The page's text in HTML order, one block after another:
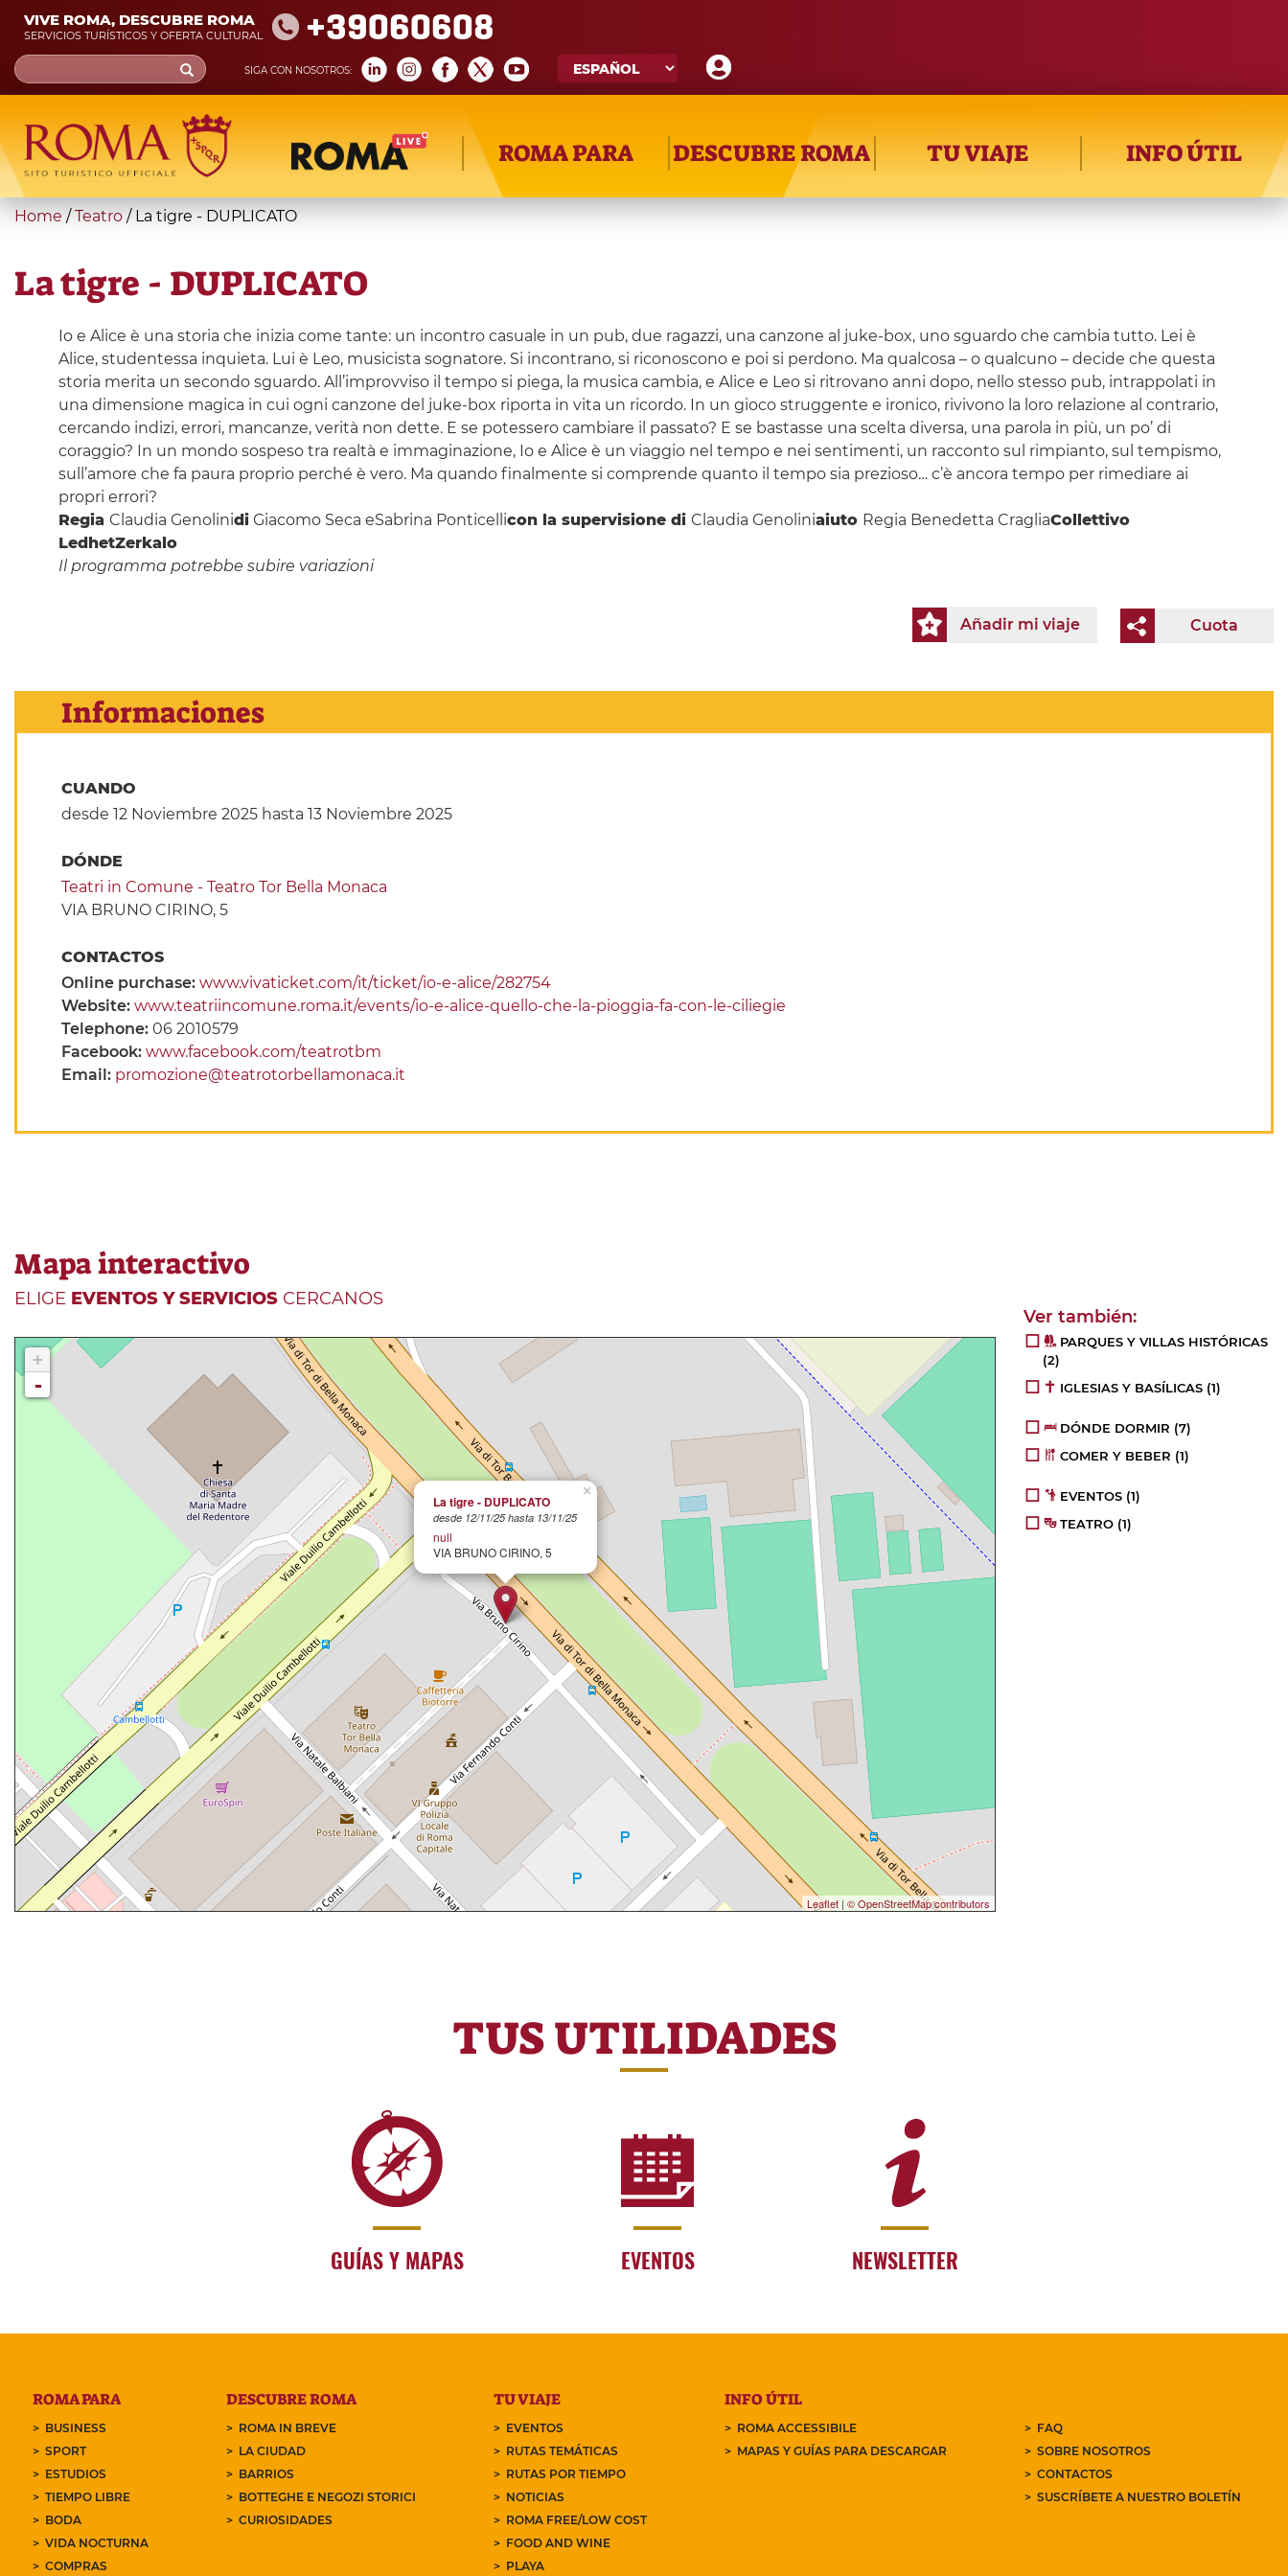
Skip
main
content
VIVE ROMA, DESCUBRE ROMA
SERVICIOS TURÍSTICOS Y OFERTA CULTURAL +39060608
SIGA CON NOSOTROS:
Search
form
Búsqueda
ROMA PARA DESCUBRE ROMA TU VIAJE INFO ÚTIL
You
here
Home / Teatro / La tigre - DUPLICATO
La tigre - DUPLICATO
Io e Alice è una storia che inizia come tante: un incontro casuale in un pub, due ragazzi, una canzone al juke-box, uno sguardo che cambia tutto. Lei è
Alice, studentessa inquieta. Lui è Leo, musicista sognatore. Si incontrano, si riconoscono e poi si perdono. Ma qualcosa – o qualcuno – decide che questa
storia merita un secondo sguardo. All’improvviso il tempo si piega, la musica cambia, e Alice e Leo si ritrovano anni dopo, nello stesso pub, intrappolati in
una dimensione magica in cui ogni canzone del juke-box riporta in vita un ricordo. In un gioco struggente e ironico, rivivono la loro relazione al contrario,
cercando indizi, errori, mancanze, verità non dette. E se potessero cambiare il passato? E se bastasse una scelta diversa, una parola in più, un po’ di
coraggio? In un mondo sospeso tra realtà e immaginazione, Io e Alice è un viaggio nel tempo e nei sentimenti, un racconto sul rimpianto, sul tempismo,
sull’amore che fa paura proprio perché è vero. Ma quando finalmente si comprende quanto il tempo sia prezioso… c’è ancora tempo per rimediare ai
propri errori?
Regia Claudia GenolinidiGiacomo Seca eSabrina Ponticellicon la supervisione di Claudia Genoliniaiuto Regia Benedetta CragliaCollettivo
LedhetZerkalo
Il programma potrebbe subire variazioni
Cuota
Añadir mi viaje
Informaciones
CUANDO
desde 12 Noviembre 2025hasta 13 Noviembre 2025
DÓNDE
Teatri in Comune - Teatro Tor Bella Monaca
VIA BRUNO CIRINO, 5
CONTACTOS
Online purchase: www.vivaticket.com/it/ticket/io-e-alice/282754
Website: www.teatriincomune.roma.it/events/io-e-alice-quello-che-la-pioggia-fa-con-le-ciliegie
Telephone: 06 2010579
Facebook: www.facebook.com/teatrotbm
Email: promozione@teatrotorbellamonaca.it
Mapa interactivo
ELIGE EVENTOS Y SERVICIOS CERCANOS
×
La tigre - DUPLICATO
desde 12/11/25 hasta 13/11/25
null
VIA BRUNO CIRINO, 5
+
-
Leaflet | © OpenStreetMap contributors
PARQUES Y VILLAS HISTÓRICAS
(2)
IGLESIAS Y BASÍLICAS (1)
DÓNDE DORMIR (7)
COMER Y BEBER (1)
EVENTOS (1)
TEATRO (1)
TUS UTILIDADES
GUÍAS Y MAPAS EVENTOS NEWSLETTER
ROMA PARA
BUSINESS
SPORT
ESTUDIOS
TIEMPO LIBRE
BODA
VIDA NOCTURNA
COMPRAS
DESCUBRE ROMA
ROMA IN BREVE
LA CIUDAD
BARRIOS
BOTTEGHE E NEGOZI STORICI
CURIOSIDADES
TU VIAJE
EVENTOS
RUTAS TEMÁTICAS
RUTAS POR TIEMPO
NOTICIAS
ROMA FREE/LOW COST
FOOD AND WINE
PLAYA
INFO ÚTIL
ROMA ACCESSIBILE
MAPAS Y GUÍAS PARA DESCARGAR
FAQ
SOBRE NOSOTROS
CONTACTOS
SUSCRÍBETE A NUESTRO BOLETÍN